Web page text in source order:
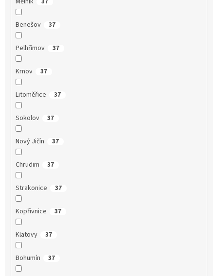
Benešov 37
Pelhřimov 37
Krnov 37
Litoměřice 37
Sokolov 37
Nový Jičín 37
Chrudim 37
Strakonice 37
Kopřivnice 37
Klatovy 37
Bohumín 37